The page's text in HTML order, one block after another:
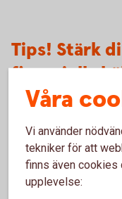
Tips! Stärk
finansiella
Hur mår din
God finansiell hälsa
hantera sin
och vet hur du kan
öka din ekonomiska
Våra
Vi använder
tekniker för att
finns även cookies
upplevelse: